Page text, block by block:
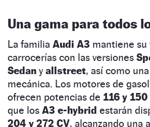
Una gama para todos
La familia Audi A3 mantiene su
carrocerías con las versiones
Sedan yallstreet, así como
mecánica. Los motores de
ofrecen potencias de 116 y 150
que los A3 e-hybrid estarán
204 y 272 CV, alcanzando una